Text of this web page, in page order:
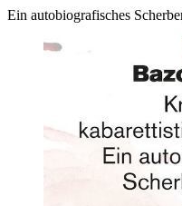
Ein autobiografisches